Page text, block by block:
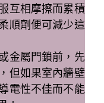
互相摩擦而累積
順劑便可減少這
金屬門鎖前，先
但如果室內牆壁
電性不佳而不能